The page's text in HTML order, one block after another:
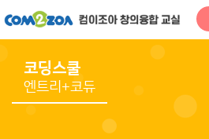
코딩스쿨
엔트리+코듀